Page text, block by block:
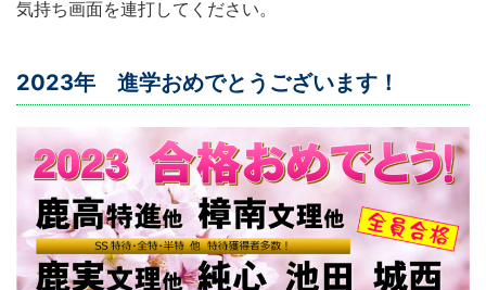
気持ち画面を連打してください。
2023年 進学おめでとうございます！